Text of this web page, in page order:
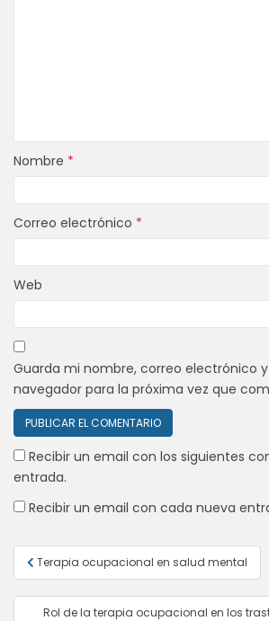
Nombre *
Correo electrónico *
Web
Guarda mi nombre, correo electrónico
navegador para la próxima vez que
Recibir un email con los siguientes
entrada.
Recibir un email con cada nueva
Navegación
de
entradas
Terapia ocupacional en salud mental
Rol de la terapia ocupacional en los